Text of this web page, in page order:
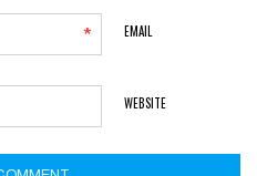
EMAIL
*
WEBSITE